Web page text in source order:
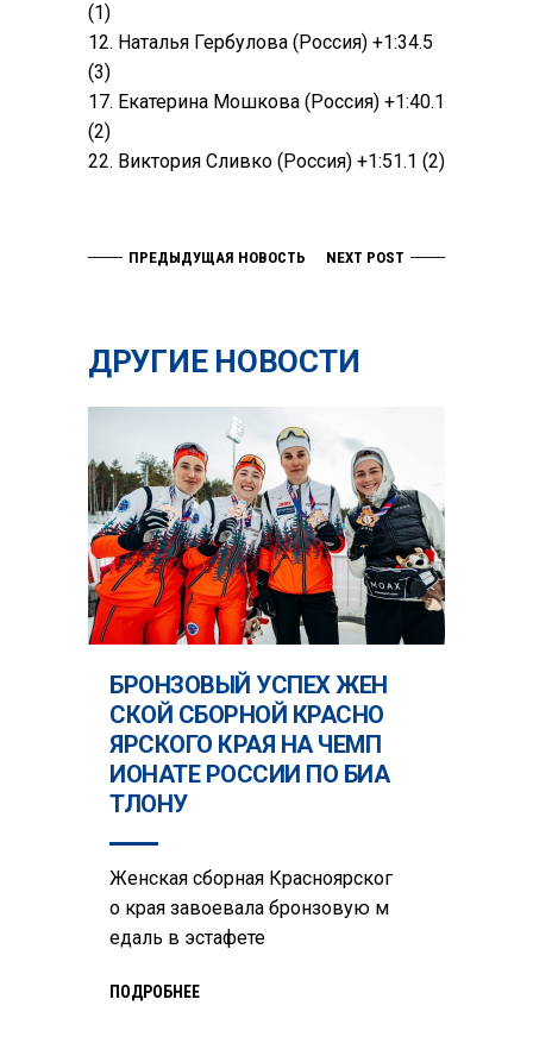
(1)
12. Наталья Гербулова (Россия) +1:34.5
(3)
17. Екатерина Мошкова (Россия) +1:40.1
(2)
22. Виктория Сливко (Россия) +1:51.1 (2)
ПРЕДЫДУЩАЯ НОВОСТЬ NEXT POST
ДРУГИЕ НОВОСТИ
БРОНЗОВЫЙ УСПЕХ ЖЕН
СКОЙ СБОРНОЙ КРАСНО
ЯРСКОГО КРАЯ НА ЧЕМП
ИОНАТЕ РОССИИ ПО БИА
ТЛОНУ
Женская сборная Красноярског
о края завоевала бронзовую м
едаль в эстафете
ПОДРОБНЕЕ